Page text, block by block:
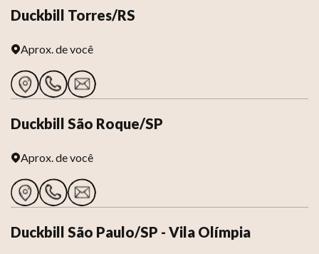
Duckbill Torres/RS
Aprox.de você
Duckbill São Roque/SP
Aprox.de você
Duckbill São Paulo/SP - Vila Olímpia